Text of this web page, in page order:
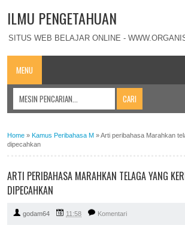
ILMU PENGETAHUAN
SITUS WEB BELAJAR ONLINE -
MENU
Home » Kamus Peribahasa M »Arti peribahasa Marahkan
dipecahkan
ARTI PERIBAHASA MARAHKAN TELAGA YANG
DIPECAHKAN
godam64 11:58 Komentari